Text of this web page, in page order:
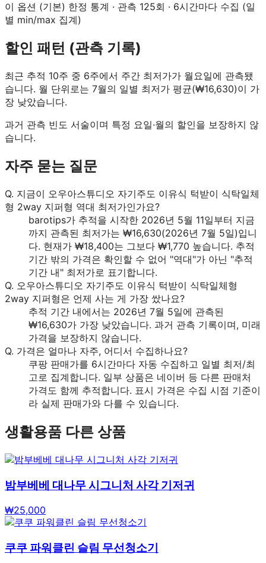
이 옵션 (기본) 한정 통계 · 관측 125회 · 6시간마다 수집 (일
별 min/max 집계)
할인 패턴 (관측 기록)
최근 추적 10주 중 6주에서 주간 최저가가 월요일에 관측됐
습니다. 월 단위로는 7월의 일별 최저가 평균(₩16,630)이 가
장 낮았습니다.
과거 관측 빈도 서술이며 특정 요일·월의 할인을 보장하지 않
습니다.
자주 묻는 질문
Q. 지금이 오우아스튜디오 자기주도 이유식 턱받이 식탁일체
형 2way 지퍼형 역대 최저가인가요?
barotips가 추적을 시작한 2026년 5월 11일부터 지금
까지 관측된 최저가는 ₩16,630(2026년 7월 5일)입니
다. 현재가 ₩18,400는 그보다 ₩1,770 높습니다. 추적
기간 밖의 가격은 확인할 수 없어 "역대"가 아닌 "추적
기간 내" 최저가로 표기합니다.
Q. 오우아스튜디오 자기주도 이유식 턱받이 식탁일체형
2way 지퍼형은 언제 사는 게 가장 쌌나요?
추적 기간 내에서는 2026년 7월 5일에 관측된
₩16,630가 가장 낮았습니다. 과거 관측 기록이며, 미래
가격을 보장하지 않습니다.
Q. 가격은 얼마나 자주, 어디서 수집하나요?
쿠팡 판매가를 6시간마다 자동 수집하고 일별 최저/최
고로 집계합니다. 일부 상품은 네이버 등 다른 판매처
가격도 함께 추적합니다. 표시 가격은 수집 시점 기준이
라 실제 판매가와 다를 수 있습니다.
생활용품 다른 상품
밤부베베 대나무 시그니처 사각 기저귀
₩25,000
쿠쿠 파워클린 슬림 무선청소기